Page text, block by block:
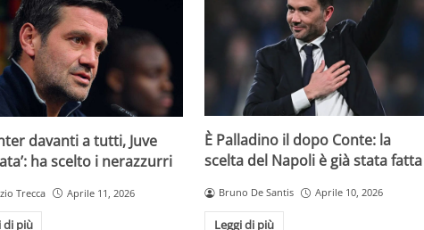
davanti a tutti, Juve
ha scelto i nerazzurri
Trecca Aprile 11, 2026
di più
È Palladino il dopo Conte: la
scelta del Napoli è già stata fatta
Bruno De Santis Aprile 10, 2026
Leggi di più